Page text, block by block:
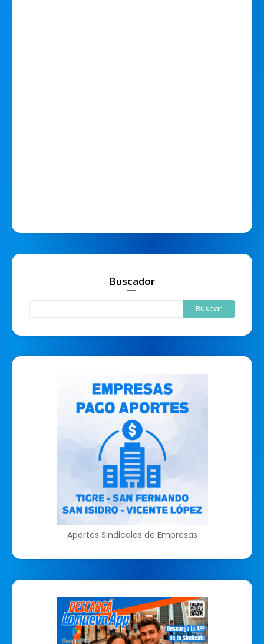
Buscador
Aportes Sindicales de Empresas